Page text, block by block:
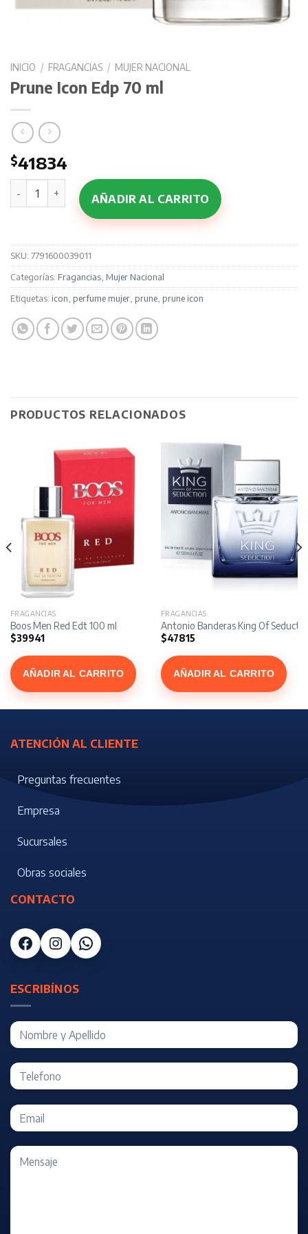
INICIO / FRAGANCIAS / MUJER NACIONAL
Prune Icon Edp 70 ml
$41834
Prune Icon Edp 70 ml cantidad
AÑADIR AL CARRITO
SKU: 7791600039011
Categorías: Fragancias, Mujer Nacional
Etiquetas: icon, perfume mujer, prune, prune icon
PRODUCTOS RELACIONADOS
FRAGANCIAS
Boos Men Red Edt 100 ml
$39941
AÑADIR AL CARRITO
FRAGANCIAS
Antonio Banderas King Of
$47815
AÑADIR AL CARRITO
Absolute x 100 ml
ATENCIÓN AL CLIENTE
Preguntas frecuentes
Empresa
Sucursales
Obras sociales
CONTACTO
Facebook
Instagram
WhatsApp
ESCRIBÍNOS